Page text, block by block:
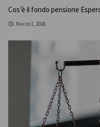
Cos’è il fondo pensione
Marzo 1, 2026